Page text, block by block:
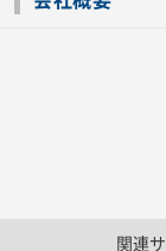
関連